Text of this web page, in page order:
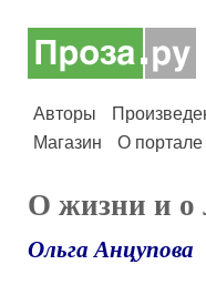
Авторы
Магазин
О портале
О жизни и о
Ольга Анцупова